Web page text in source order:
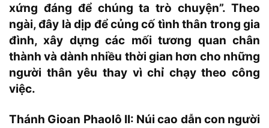
xứng đáng để chúng ta trò chuyện”. Theo
ngài, đây là dịp để củng cố tình thân trong gia
đình, xây dựng các mối tương quan chân
thành và dành nhiều thời gian hơn cho những
người thân yêu thay vì chỉ chạy theo công
việc.
Thánh Gioan Phaolô II: Núi cao dẫn con người